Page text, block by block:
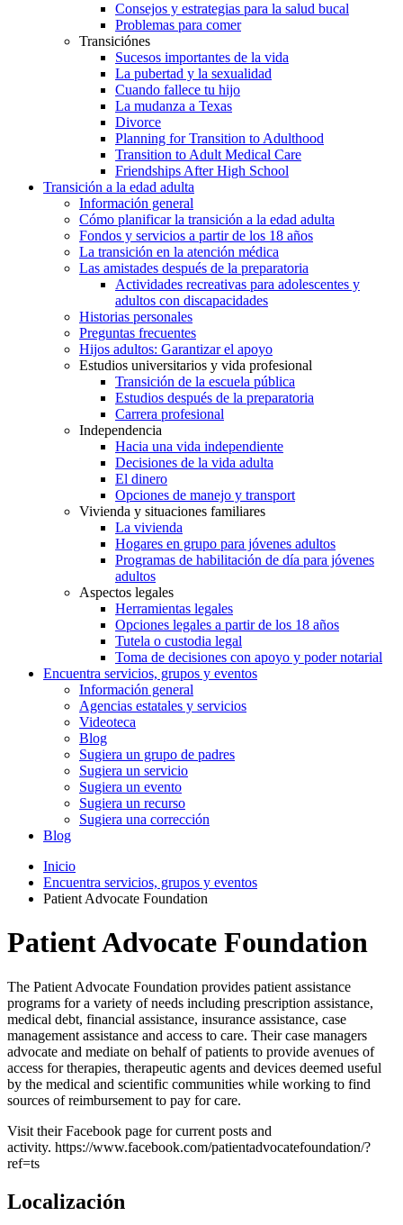
Consejos y estrategias para la salud bucal
Problemas para comer
Transiciónes
Sucesos importantes de la vida
La pubertad y la sexualidad
Cuando fallece tu hijo
La mudanza a Texas
Divorce
Planning for Transition to Adulthood
Transition to Adult Medical Care
Friendships After High School
Transición a la edad adulta
Información general
Cómo planificar la transición a la edad adulta
Fondos y servicios a partir de los 18 años
La transición en la atención médica
Las amistades después de la preparatoria
Actividades recreativas para adolescentes y
adultos con discapacidades
Historias personales
Preguntas frecuentes
Hijos adultos: Garantizar el apoyo
Estudios universitarios y vida profesional
Transición de la escuela pública
Estudios después de la preparatoria
Carrera profesional
Independencia
Hacia una vida independiente
Decisiones de la vida adulta
El dinero
Opciones de manejo y transport
Vivienda y situaciones familiares
La vivienda
Hogares en grupo para jóvenes adultos
Programas de habilitación de día para jóvenes
adultos
Aspectos legales
Herramientas legales
Opciones legales a partir de los 18 años
Tutela o custodia legal
Toma de decisiones con apoyo y poder notarial
Encuentra servicios, grupos y eventos
Información general
Agencias estatales y servicios
Videoteca
Blog
Sugiera un grupo de padres
Sugiera un servicio
Sugiera un evento
Sugiera un recurso
Sugiera una corrección
Blog
Inicio
Encuentra servicios, grupos y eventos
Patient Advocate Foundation
Patient Advocate Foundation
The Patient Advocate Foundation provides patient assistance
programs for a variety of needs including prescription assistance,
medical debt, financial assistance, insurance assistance, case
management assistance and access to care. Their case managers
advocate and mediate on behalf of patients to provide avenues of
access for therapies, therapeutic agents and devices deemed useful
by the medical and scientific communities while working to find
sources of reimbursement to pay for care.
Visit their Facebook page for current posts and
activity. https://www.facebook.com/patientadvocatefoundation/?
ref=ts
Localización